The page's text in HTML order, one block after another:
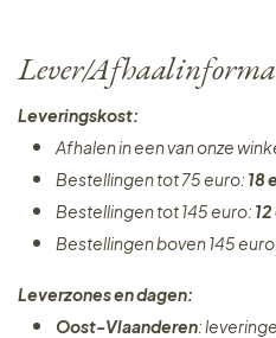
Lever/
Leveringskost:
Afhalen in een van onze
Bestellingen tot 75 euro: 18
Bestellingen tot 145 euro:
Bestellingen boven 145
Leverzones en dagen:
Oost-Vlaanderen: